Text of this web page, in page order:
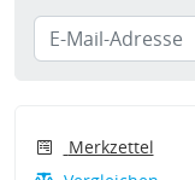
Merkzettel